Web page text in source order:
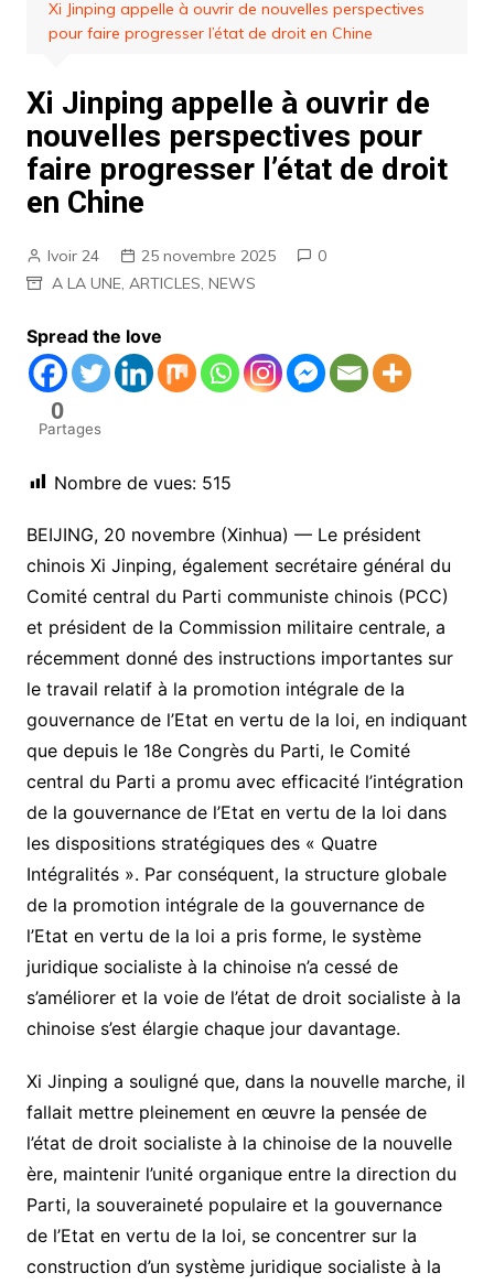
Xi Jinping appelle à ouvrir de nouvelles perspectives
pour faire progresser l’état de droit en Chine
Xi Jinping appelle à ouvrir de
nouvelles perspectives pour
faire progresser l’état de droit
en Chine
Ivoir 24 25 novembre 2025
0
A LA UNE, ARTICLES, NEWS
Spread the love
0
Partages
Nombre de vues: 515
BEIJING, 20 novembre (Xinhua) — Le président
chinois Xi Jinping, également secrétaire général du
Comité central du Parti communiste chinois (PCC)
et président de la Commission militaire centrale, a
récemment donné des instructions importantes sur
le travail relatif à la promotion intégrale de la
gouvernance de l’Etat en vertu de la loi, en indiquant
que depuis le 18e Congrès du Parti, le Comité
central du Parti a promu avec efficacité l’intégration
de la gouvernance de l’Etat en vertu de la loi dans
les dispositions stratégiques des « Quatre
Intégralités ». Par conséquent, la structure globale
de la promotion intégrale de la gouvernance de
l’Etat en vertu de la loi a pris forme, le système
juridique socialiste à la chinoise n’a cessé de
s’améliorer et la voie de l’état de droit socialiste à la
chinoise s’est élargie chaque jour davantage.
Xi Jinping a souligné que, dans la nouvelle marche, il
fallait mettre pleinement en œuvre la pensée de
l’état de droit socialiste à la chinoise de la nouvelle
ère, maintenir l’unité organique entre la direction du
Parti, la souveraineté populaire et la gouvernance
de l’Etat en vertu de la loi, se concentrer sur la
construction d’un système juridique socialiste à la